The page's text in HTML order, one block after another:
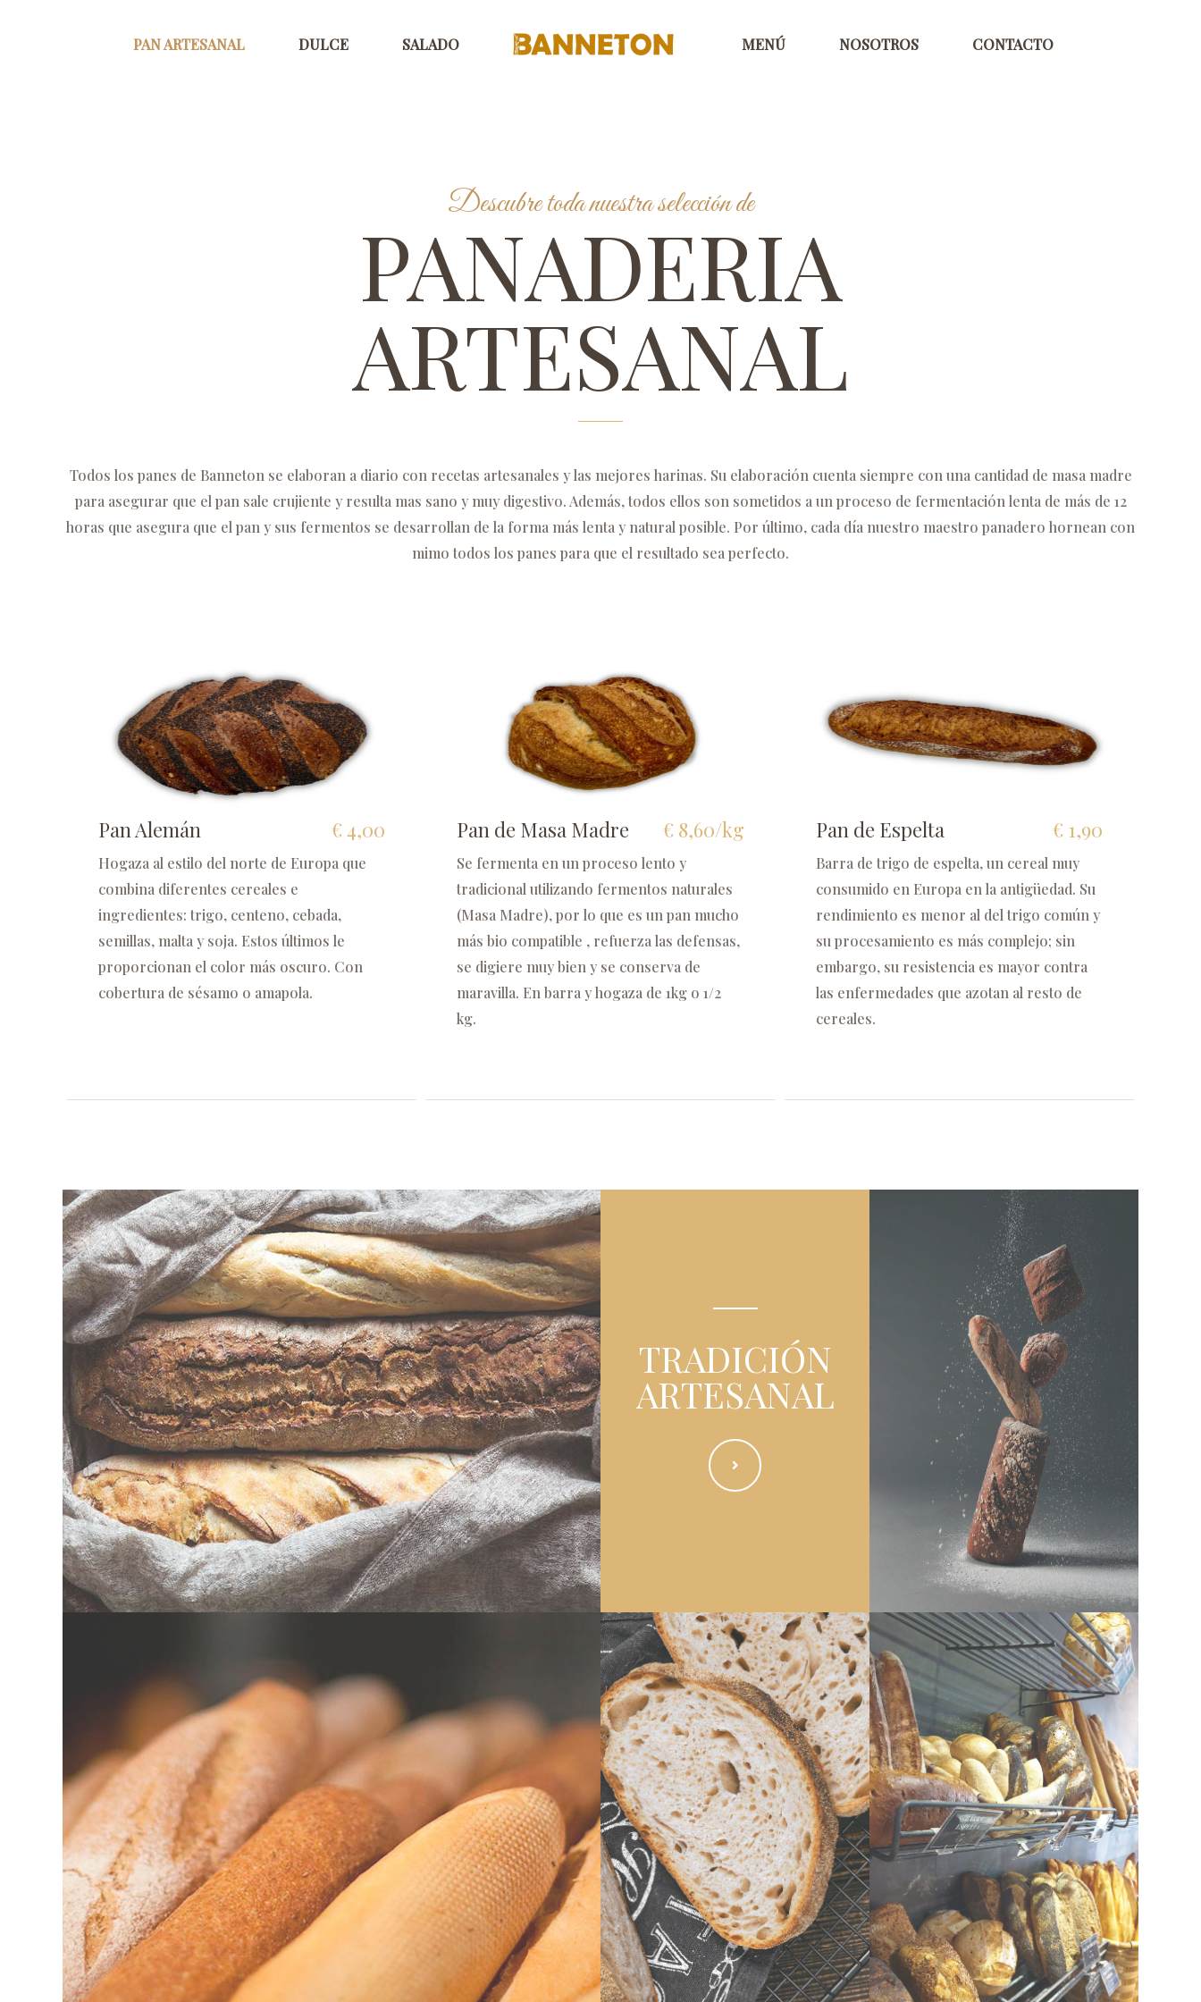
PAN ARTESANAL DULCE SALADO MENÚ NOSOTROS CONTACTO
Descubre toda nuestra selección de
PANADERIA
ARTESANAL
Todos los panes de Banneton se elaboran a diario con recetas artesanales y las mejores harinas. Su elaboración cuenta siempre con una cantidad de masa madre
para asegurar que el pan sale crujiente y resulta mas sano y muy digestivo. Además, todos ellos son sometidos a un proceso de fermentación lenta de más de 12
horas que asegura que el pan y sus fermentos se desarrollan de la forma más lenta y natural posible. Por último, cada día nuestro maestro panadero hornean con
mimo todos los panes para que el resultado sea perfecto.
Pan Alemán € 4,00
Hogaza al estilo del norte de Europa que
combina diferentes cereales e
ingredientes: trigo, centeno, cebada,
semillas, malta y soja. Estos últimos le
proporcionan el color más oscuro. Con
cobertura de sésamo o amapola.
Pan de Masa Madre € 8,60/kg
Se fermenta en un proceso lento y
tradicional utilizando fermentos naturales
(Masa Madre), por lo que es un pan mucho
más bio compatible , refuerza las defensas,
se digiere muy bien y se conserva de
maravilla. En barra y hogaza de 1kg o 1/2
kg.
Pan de Espelta € 1,90
Barra de trigo de espelta, un cereal muy
consumido en Europa en la antigüedad. Su
rendimiento es menor al del trigo común y
su procesamiento es más complejo; sin
embargo, su resistencia es mayor contra
las enfermedades que azotan al resto de
cereales.
TRADICIÓN
ARTESANAL